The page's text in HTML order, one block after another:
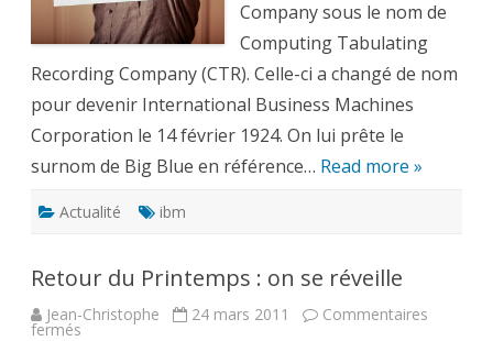
Company sous le nom de
Computing Tabulating
Recording Company (CTR). Celle-ci a changé de nom
pour devenir International Business Machines
Corporation le 14 février 1924. On lui prête le
surnom de Big Blue en référence… Read more »
Actualité ibm
Retour du Printemps : on se réveille
Jean-Christophe 24 mars 2011 Commentaires
fermés